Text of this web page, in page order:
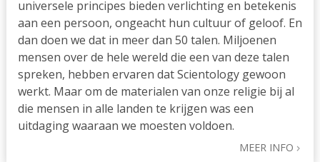
universele principes bieden verlichting en betekenis
aan een persoon, ongeacht hun cultuur of geloof. En
dan doen we dat in meer dan 50 talen. Miljoenen
mensen over de hele wereld die een van deze talen
spreken, hebben ervaren dat Scientology gewoon
werkt. Maar om de materialen van onze religie bij al
die mensen in alle landen te krijgen was een
uitdaging waaraan we moesten voldoen.
MEER INFO